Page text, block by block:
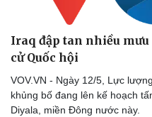
Iraq đập tan nhiều
cử Quốc hội
VOV.VN - Ngày 12/5, Lực
khủng bố đang lên kế hoạch
Diyala, miền Đông nước này.